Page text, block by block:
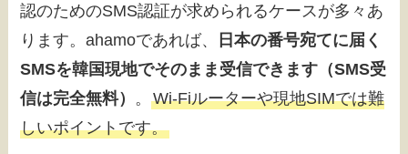
認のためのSMS認証が求められるケースが多々あ
ります。ahamoであれば、
日本の番号宛てに届く
SMSを韓国現地でそのまま受信できます（SMS受
信は完全無料） 。Wi-Fiルーターや現地SIMでは難
しいポイントです。